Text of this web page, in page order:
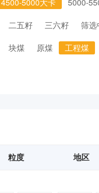
二五籽 三六籽 筛
块煤 原煤 工程煤
粒度 地区